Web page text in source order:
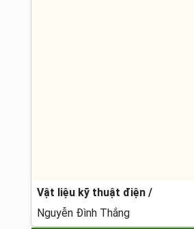
Vật liệu kỹ thuật điện /
Nguyễn Đình Thắng